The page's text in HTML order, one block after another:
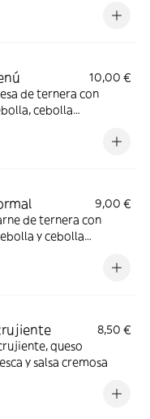
10,00 €
de ternera con
cebolla
9,00 €
de ternera con
y cebolla
8,50 €
queso
y salsa cremosa